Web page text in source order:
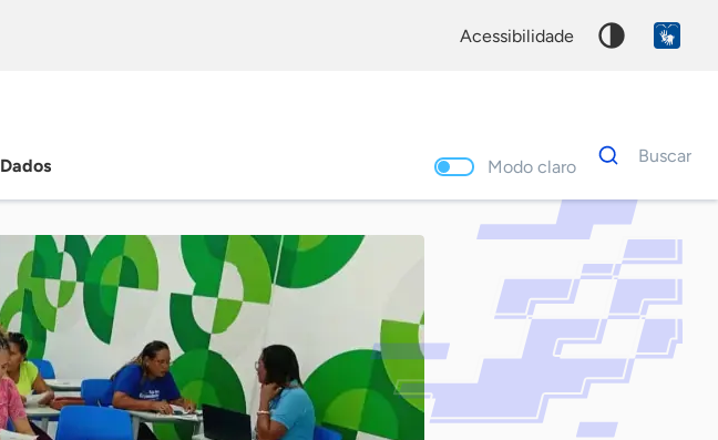
acessibilidade
Dados Modo claro
Dados
para
Buscar
Palavra
chave